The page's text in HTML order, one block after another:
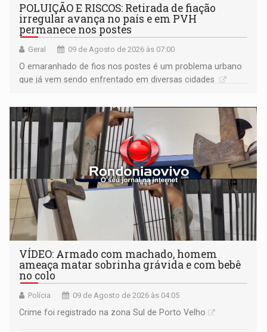
POLUIÇÃO E RISCOS: Retirada de fiação
irregular avança no país e em PVH
permanece nos postes
Geral 09 de Agosto de 2026 às 07:00
O emaranhado de fios nos postes é um problema urbano
que já vem sendo enfrentado em diversas cidades
VÍDEO: Armado com machado, homem
ameaça matar sobrinha grávida e com bebê
no colo
Polícia 09 de Agosto de 2026 às 04:05
Crime foi registrado na zona Sul de Porto Velho